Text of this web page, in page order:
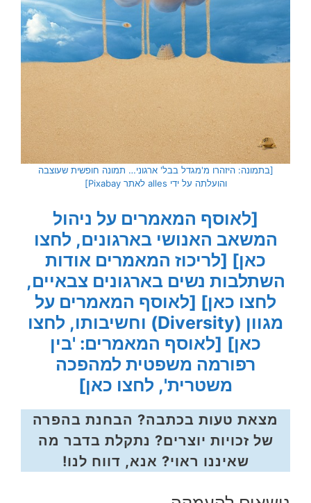
[בתמונה: היזהרו מ'מגדל בבל' ארגוני… תמונה חופשית שעוצבה
והועלתה על ידי alles לאתר Pixabay]
[לאוסף המאמרים על ניהול
המשאב האנושי בארגונים, לחצו
כאן] [לריכוז המאמרים אודות
השתלבות נשים בארגונים צבאיים,
לחצו כאן] [לאוסף המאמרים על
מגוון (Diversity) וחשיבותו, לחצו
כאן] [לאוסף המאמרים: 'בין
רפורמה משפטית למהפכה
משטרית', לחצו כאן]
מצאת טעות בכתבה? הבחנת בהפרה
של זכויות יוצרים? נתקלת בדבר מה
שאיננו ראוי? אנא, דווח לנו!